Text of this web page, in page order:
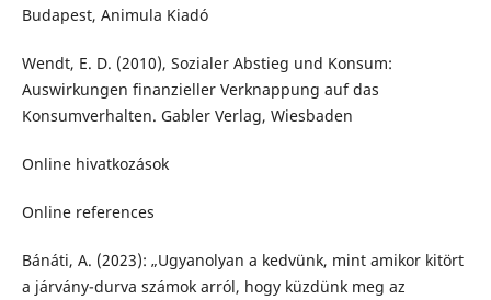
Budapest, Animula Kiadó
Wendt, E. D. (2010), Sozialer Abstieg und Konsum:
Auswirkungen finanzieller Verknappung auf das
Konsumverhalten. Gabler Verlag, Wiesbaden
Online hivatkozások
Online references
Bánáti, A. (2023): „Ugyanolyan a kedvünk, mint amikor kitört
a járvány-durva számok arról, hogy küzdünk meg az